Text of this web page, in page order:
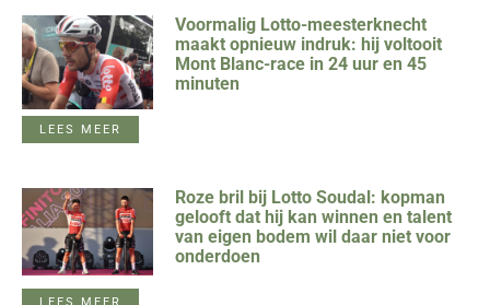
Voormalig Lotto-meesterknecht
maakt opnieuw indruk: hij voltooit
Mont Blanc-race in 24 uur en 45
minuten
LEES MEER
Roze bril bij Lotto Soudal: kopman
gelooft dat hij kan winnen en talent
van eigen bodem wil daar niet voor
onderdoen